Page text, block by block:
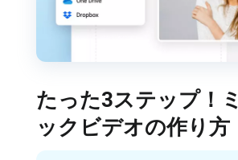
たった3ステップ！
ックビデオの作り方